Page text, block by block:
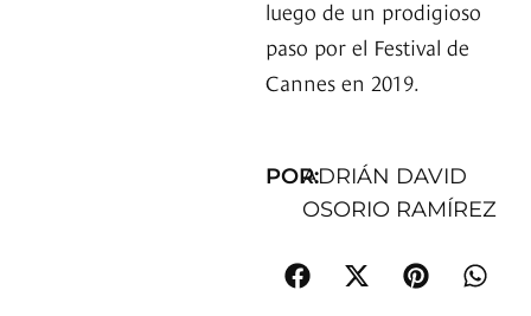
luego de un prodigioso
paso por el Festival de
Cannes en 2019.
POR:ADRIÁN DAVID
OSORIO RAMÍREZ